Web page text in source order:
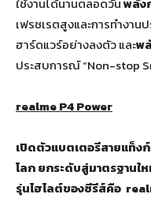
เฟรชเรตสูงและการทำงาน
ฮาร์ดแวร์อย่างลงตัว และพ
ประสบการณ์ “Non-stop
realme P4 Power
เปิดตัวแบตเตอรีสายแท็ง
โลก ยกระดับสู่มาตรฐานใ
รุ่นไฮไลต์ของซีรีส์คือ